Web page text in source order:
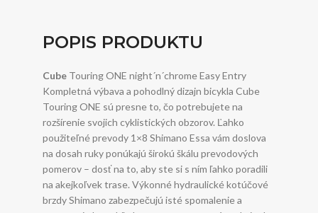
POPIS PRODUKTU
Cube Touring ONE night´n´chrome Easy Entry
Kompletná výbava a pohodlný dizajn bicykla Cube
Touring ONE sú presne to, čo potrebujete na
rozšírenie svojich cyklistických obzorov. Ľahko
použiteľné prevody 1×8 Shimano Essa vám doslova
na dosah ruky ponúkajú širokú škálu prevodových
pomerov – dosť na to, aby ste si s ním ľahko poradili
na akejkoľvek trase. Výkonné hydraulické kotúčové
brzdy Shimano zabezpečujú isté spomalenie a